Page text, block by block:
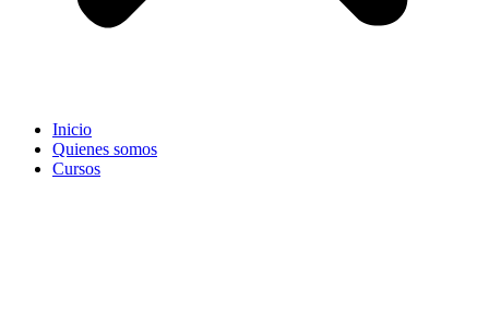
Inicio
Quienes somos
Cursos